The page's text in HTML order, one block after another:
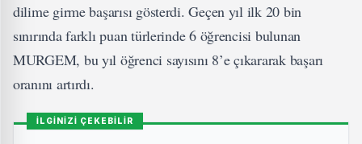
dilime girme başarısı gösterdi. Geçen yıl ilk 20 bin
sınırında farklı puan türlerinde 6 öğrencisi bulunan
MURGEM, bu yıl öğrenci sayısını 8’e çıkararak başarı
oranını artırdı.
İLGİNİZİ ÇEKEBİLİR